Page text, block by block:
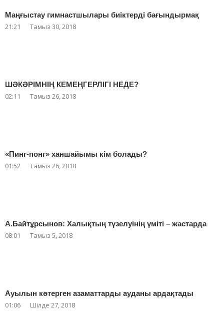
Маңғыстау гимнастшылары биіктерді бағындырмақ
21:21 Тамыз 30, 2018
ШӘКӘРІМНІҢ КЕМЕҢГЕРЛІГІ НЕДЕ?
02:11 Тамыз 26, 2018
«Пинг-понг» ханшайымы кім болады?
01:52 Тамыз 26, 2018
А.Байтұрсынов: Халықтың түзелуінің үміті – жастарда
08:01 Тамыз 5, 2018
Ауылын көтерген азаматтарды ауданы ардақтады
01:06 Шілде 27, 2018